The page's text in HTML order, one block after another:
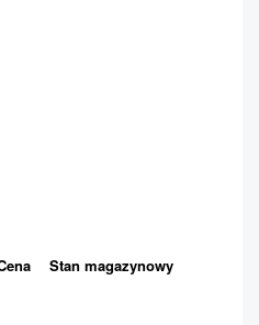
Stan magazynowy